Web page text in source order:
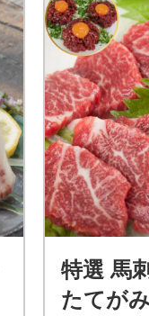
特選 馬
たてが